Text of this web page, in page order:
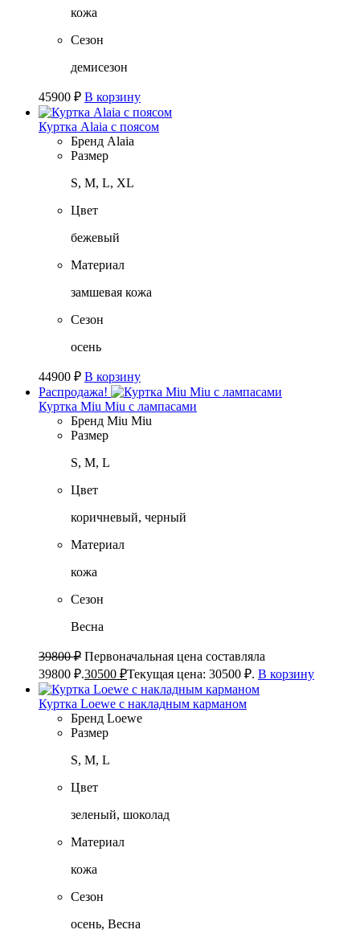
кожа
Сезон
демисезон
45900 ₽ В корзину
Куртка Alaia с поясом
Бренд Alaia
Размер
S, M, L, XL
Цвет
бежевый
Материал
замшевая кожа
Сезон
осень
44900 ₽ В корзину
Распродажа!
Куртка Miu Miu с лампасами
Бренд Miu Miu
Размер
S, M, L
Цвет
коричневый, черный
Материал
кожа
Сезон
Весна
39800₽ Первоначальная цена составляла
39800 ₽.30500 ₽Текущая цена: 30500 ₽. В корзину
Куртка Loewe с накладным карманом
Бренд Loewe
Размер
S, M, L
Цвет
зеленый, шоколад
Материал
кожа
Сезон
осень, Весна